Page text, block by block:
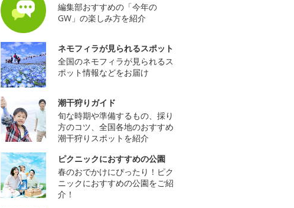
編集部おすすめの「今年の
GW」の楽しみ方を紹介
ネモフィラが見られるスポット
全国のネモフィラが見られるス
ポット情報などをお届け
潮干狩りガイド
旬な時期や準備するもの、採り
方のコツ、全国各地のおすすめ
潮干狩りスポットを紹介
ピクニックにおすすめの公園
春のおでかけにぴったり！ピク
ニックにおすすめの公園をご紹
介！